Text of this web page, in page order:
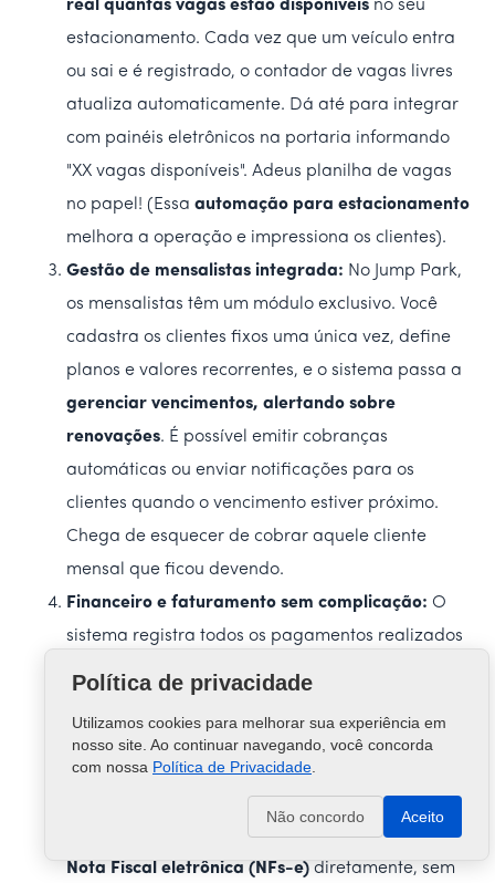
real quantas vagas estão disponíveis no seu
estacionamento. Cada vez que um veículo entra
ou sai e é registrado, o contador de vagas livres
atualiza automaticamente. Dá até para integrar
com painéis eletrônicos na portaria informando
"XX vagas disponíveis". Adeus planilha de vagas
no papel! (Essa automação para estacionamento
melhora a operação e impressiona os clientes).
Gestão de mensalistas integrada: No Jump Park,
os mensalistas têm um módulo exclusivo. Você
cadastra os clientes fixos uma única vez, define
planos e valores recorrentes, e o sistema passa a
gerenciar vencimentos, alertando sobre
renovações. É possível emitir cobranças
automáticas ou enviar notificações para os
clientes quando o vencimento estiver próximo.
Chega de esquecer de cobrar aquele cliente
mensal que ficou devendo.
Financeiro e faturamento sem complicação: O
sistema registra todos os pagamentos realizados
extrair relatórios de faturamento por período, ver
gráficos comparando receita de cada dia da
semana, identificar picos de movimento e mais.
Além disso, o Jump Park permite aemissão de
Nota Fiscal eletrônica (NFs-e) diretamente, sem
Política de privacidade
Utilizamos cookies para melhorar sua experiência em
nosso site. Ao continuar navegando, você concorda
com nossa Política de Privacidade
Não concordo Aceito